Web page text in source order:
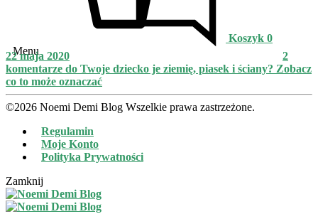
Koszyk 0
Menu
22 maja 2020
2
komentarze do Twoje dziecko je ziemię, piasek i ściany? Zobacz
co to może oznaczać
©2026 Noemi Demi Blog Wszelkie prawa zastrzeżone.
Regulamin
Moje Konto
Polityka Prywatności
Zamknij